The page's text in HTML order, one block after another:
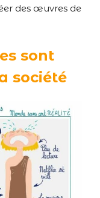
des œuvres de
sont
société